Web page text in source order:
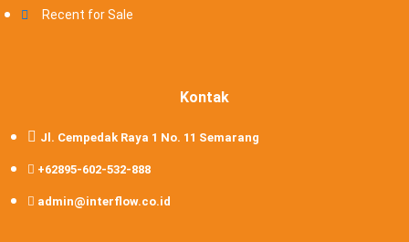
Recent for Sale
Kontak
Jl. Cempedak Raya 1 No. 11 Semarang
+62895-602-532-888
admin@interflow.co.id